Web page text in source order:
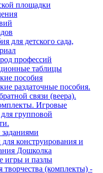
площадки
для детского сада,
профессий
таблицы
пособия
раздаточные пособия.
связи (веера).
Игровые
групповой
конструирования и
Дошколка
игры и пазлы
творчества (комплекты) -